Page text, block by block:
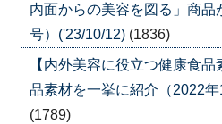
内面からの美容を図る」商品
号）('23/10/12) (1836)
【内外美容に役立つ健康食
品素材を一挙に紹介（2022
(1789)